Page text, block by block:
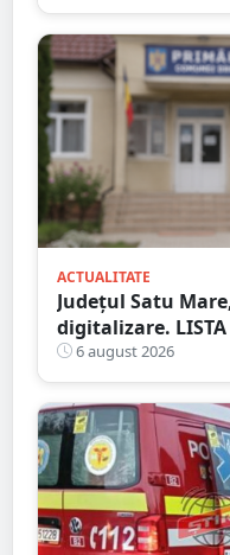
ACTUALITATE
Județul Satu
digitalizare.
piardă bani de la
6 august 2026